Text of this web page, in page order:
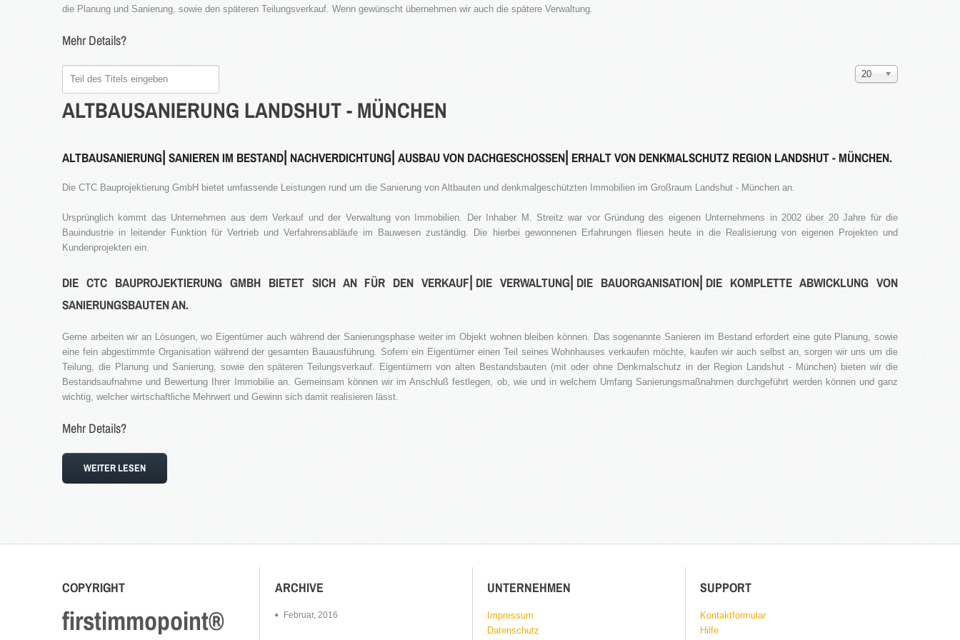
Apartmentanlage in⇒
die Planung und Sanierung, sowie den späteren Teilungsverkauf. Wenn gewünscht übernehmen wir auch die spätere Verwaltung.
Mehr Details?
Titels
eingeben
Anzeige
#
20
ALTBAUSANIERUNG LANDSHUT- MÜNCHEN
ALTBAUSANIERUNG⎜SANIEREN IM BESTAND⎜NACHVERDICHTUNG⎜AUSBAU VON DACHGESCHOSSEN⎜ERHALT VON DENKMALSCHUTZ REGION LANDSHUT - MÜNCHEN.
Die CTC Bauprojektierung GmbH bietet umfassende Leistungen rund um die Sanierung von Altbauten und denkmalgeschützten Immobilien im Großraum Landshut - München an.
Ursprünglich kommt das Unternehmen aus dem Verkauf und der Verwaltung von Immobilien. Der Inhaber M. Streitz war vor Gründung des eigenen Unternehmens in 2002 über 20 Jahre für die
Bauindustrie in leitender Funktion für Vertrieb und Verfahrensabläufe im Bauwesen zuständig. Die hierbei gewonnenen Erfahrungen fliesen heute in die Realisierung von eigenen Projekten und
Kundenprojekten ein.
DIE CTC BAUPROJEKTIERUNG GMBH BIETET SICH AN FÜR DEN VERKAUF⎜DIE VERWALTUNG⎜DIE BAUORGANISATION⎜DIE KOMPLETTE ABWICKLUNG VON
SANIERUNGSBAUTEN AN.
Gerne arbeiten wir an Lösungen, wo Eigentümer auch während der Sanierungsphase weiter im Objekt wohnen bleiben können. Das sogenannte Sanieren im Bestand erfordert eine gute Planung, sowie
eine fein abgestimmte Organisation während der gesamten Bauausführung. Sofern ein Eigentümer einen Teil seines Wohnhauses verkaufen möchte, kaufen wir auch selbst an, sorgen wir uns um die
Teilung, die Planung und Sanierung, sowie den späteren Teilungsverkauf. Eigentümern von alten Bestandsbauten (mit oder ohne Denkmalschutz in der Region Landshut - München) bieten wir die
Bestandsaufnahme und Bewertung Ihrer Immobilie an. Gemeinsam können wir im Anschluß festlegen, ob, wie und in welchem Umfang Sanierungsmaßnahmen durchgeführt werden können und ganz
wichtig, welcher wirtschaftliche Mehrwert und Gewinn sich damit realisieren lässt.
Mehr Details?
WEITER LESEN
SUPPORT
Kontaktformular
Hilfe
UNTERNEHMEN
Impressum
Datenschutz
ARCHIVE
Februar, 2016
COPYRIGHT
firstimmopoint®